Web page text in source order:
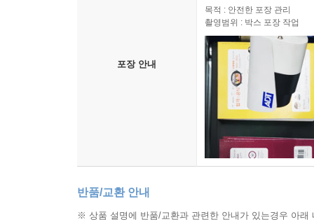
포장 안내
목적 : 안전한 포장 관리
촬영범위 : 박스 포장 작업
반품/교환 안내
※ 상품 설명에 반품/교환과 관련한 안내가 있는경우 아